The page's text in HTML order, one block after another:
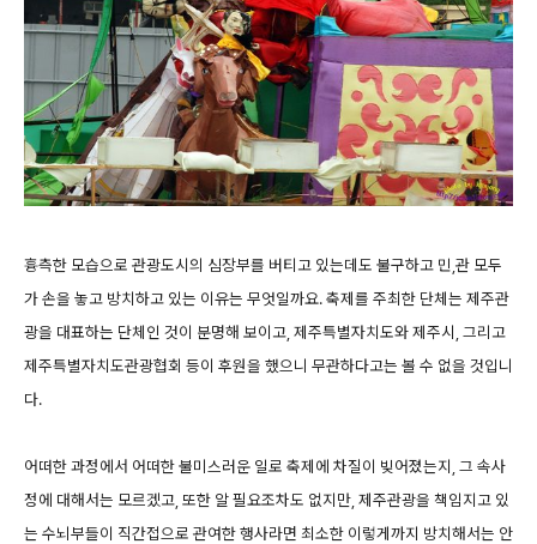
흉측한 모습으로 관광도시의 심장부를 버티고 있는데도 불구하고 민,관 모두
가 손을 놓고 방치하고 있는 이유는 무엇일까요. 축제를 주최한 단체는 제주관
광을 대표하는 단체인 것이 분명해 보이고, 제주특별자치도와 제주시, 그리고
제주특별자치도관광협회 등이 후원을 했으니 무관하다고는 볼 수 없을 것입니
다.
어떠한 과정에서 어떠한 불미스러운 일로 축제에 차질이 빚어졌는지, 그 속사
정에 대해서는 모르겠고, 또한 알 필요조차도 없지만, 제주관광을 책임지고 있
는 수뇌부들이 직간접으로 관여한 행사라면 최소한 이렇게까지 방치해서는 안